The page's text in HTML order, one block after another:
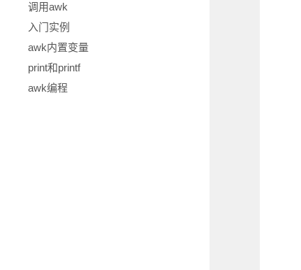
调用awk
入门实例
awk内置变量
print和printf
awk编程